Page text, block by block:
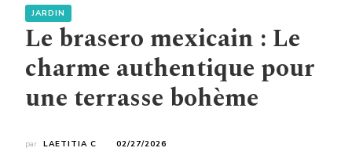
JARDIN
Le brasero mexicain : Le
charme authentique pour
une terrasse bohème
par LAETITIA C 02/27/2026